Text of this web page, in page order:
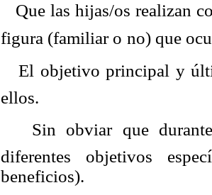
 Que las hijas/os realizan
figura (familiar o no) que
 El objetivo principal y
ellos.
 Sin obviar que
diferentes objetivos
beneficios).